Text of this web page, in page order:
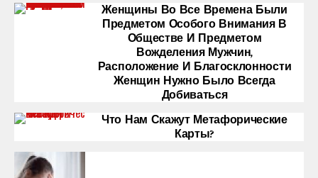
Женщины Во Все Времена Были
Предметом Особого Внимания В
Обществе И Предметом
Вожделения Мужчин,
Расположение И Благосклонности
Женщин Нужно Было Всегда
Добиваться
Что Нам Скажут Метафорические
Карты?